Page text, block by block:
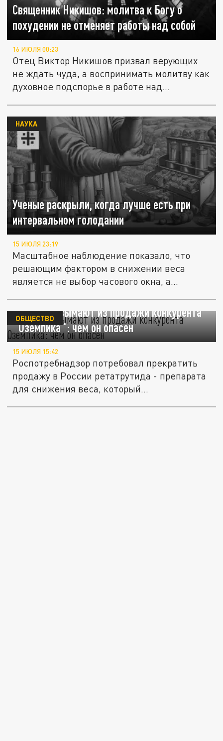
Священник Никишов: молитва к Богу о
похудении не отменяет работы над собой
16 ИЮЛЯ 00:23
Отец Виктор Никишов призвал верующих
не ждать чуда, а воспринимать молитву как
духовное подспорье в работе над...
Ученые раскрыли, когда лучше есть при
интервальном голодании
НАУКА
15 ИЮЛЯ 23:19
Масштабное наблюдение показало, что
решающим фактором в снижении веса
является не выбор часового окна, а...
В России изымают из продажи конкурента
"Оземпика": чем он опасен
ОБЩЕСТВО
15 ИЮЛЯ 15:42
Роспотребнадзор потребовал прекратить
продажу в России ретатрутида - препарата
для снижения веса, который...